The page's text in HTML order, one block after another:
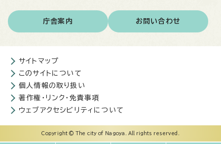
庁舎案内 お問い合わせ
サイトマップ
このサイトについて
個人情報の取り扱い
著作権・リンク・免責事項
ウェブアクセシビリティについて
Copyright © The city of Nagoya. All rights reserved.